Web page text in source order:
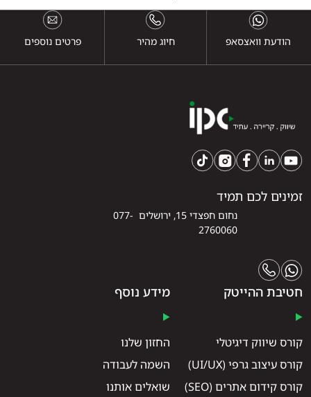
הודעת וואצסאפ חיוג מהיר פרטים נוספים
זמינים לכם תמיד
נחום חפצדי 15, ירושלים 077-
2760060
חטיבת ההייטק
קורס שיווק דיגיטלי
קורס עיצוב גרפי (UI/UX)
קורס קידום אתרים (SEO)
מידע נוסף
החזון שלנו
השמה לעבודה
שואלים אותנו